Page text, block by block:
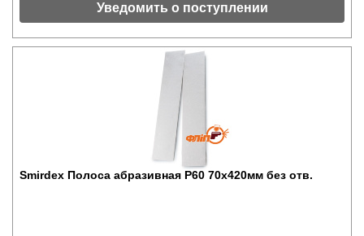
Уведомить о поступлении
Smirdex Полоса абразивная P60 70x420мм без отв.